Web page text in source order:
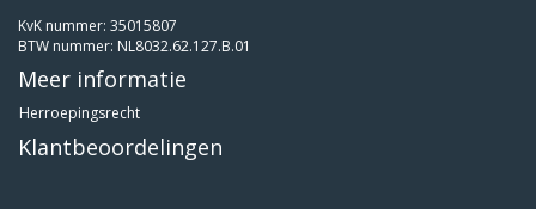
KvK nummer: 35015807
BTW nummer: NL8032.62.127.B.01
Meer informatie
Herroepingsrecht
Klantbeoordelingen